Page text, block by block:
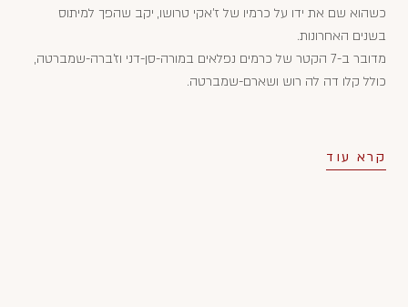
כשהוא שם את ידו על כרמיו של ז'אקי טרושו, יקב שהפך למיתוס
בשנים האחרונות.
מדובר ב-7 הקטר של כרמים נפלאים במורה-סן-דני וז'ברה-שמברטה,
כולל קלו דה לה רוש ושארם-שמברטה.
קרא עוד